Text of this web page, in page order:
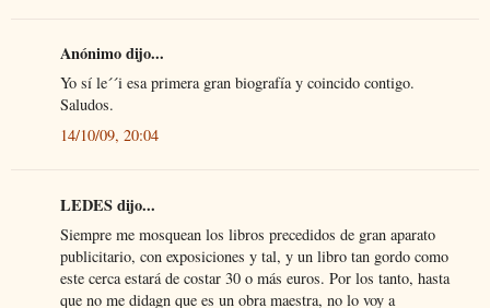
Anónimo dijo...
Yo sí le´´i esa primera gran biografía y coincido contigo.
Saludos.
14/10/09, 20:04
LEDES dijo...
Siempre me mosquean los libros precedidos de gran aparato
publicitario, con exposiciones y tal, y un libro tan gordo como
este cerca estará de costar 30 o más euros. Por los tanto, hasta
que no me didagn que es un obra maestra, no lo voy a